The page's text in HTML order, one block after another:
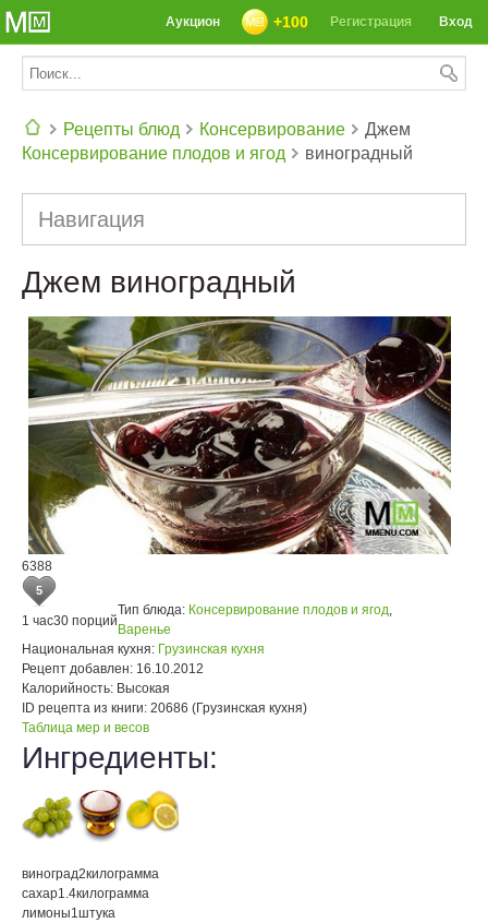
Вход
Регистрация
+100
Аукцион
Рецепты блюд
Консервирование
Консервирование плодов и ягод
Джем
виноградный
Навигация
Джем виноградный
6388
5
1 час30 порций
Тип блюда: Консервирование плодов и ягод,
Варенье
Национальная кухня: Грузинская кухня
Рецепт добавлен: 16.10.2012
Калорийность: Высокая
ID рецепта из книги: 20686 (Грузинская кухня)
Таблица мер и весов
Ингредиенты:
виноград2килограмма
сахар1.4килограмма
лимоны1штука